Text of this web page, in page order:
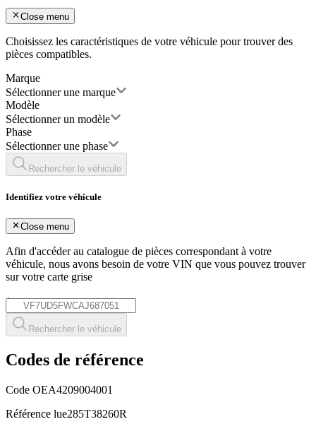
Close menu
Choisissez les caractéristiques de votre véhicule pour trouver des
pièces compatibles.
Marque
Sélectionner une marque
Modèle
Sélectionner un modèle
Phase
Sélectionner une phase
Rechercher le véhicule
Identifiez votre véhicule
Close menu
Afin d'accéder au catalogue de pièces correspondant à votre
véhicule, nous avons besoin de votre VIN que vous pouvez trouver
sur votre carte grise
*
Rechercher le véhicule
Codes de référence
Code OEA4209004001
Référence lue285T38260R